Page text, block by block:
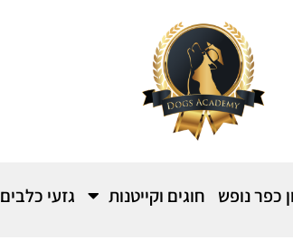
כפר נופש חוגים וקייטנות גזעי כלבים